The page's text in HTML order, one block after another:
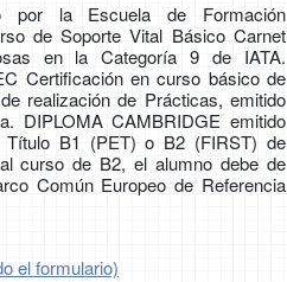
por la Escuela de Formación
de Soporte Vital Básico Carnet
en la Categoría 9 de IATA.
Certificación en curso básico de
realización de Prácticas, emitido
DIPLOMA CAMBRIDGE emitido
B1 (PET) o B2 (FIRST) de
curso de B2, el alumno debe de
Común Europeo de Referencia
el formulario)